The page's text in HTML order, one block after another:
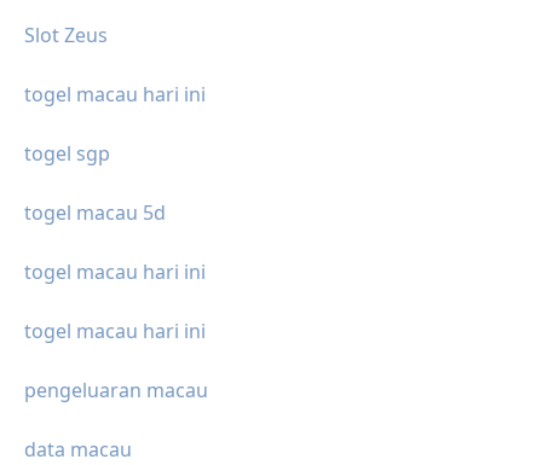
Slot Zeus
togel macau hari ini
togel sgp
togel macau 5d
togel macau hari ini
togel macau hari ini
pengeluaran macau
data macau